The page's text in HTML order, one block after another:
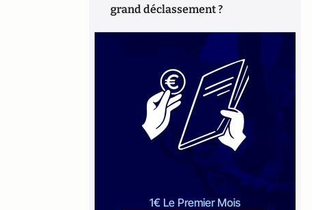
grand déclassement ?
1€ Le Premier Mois